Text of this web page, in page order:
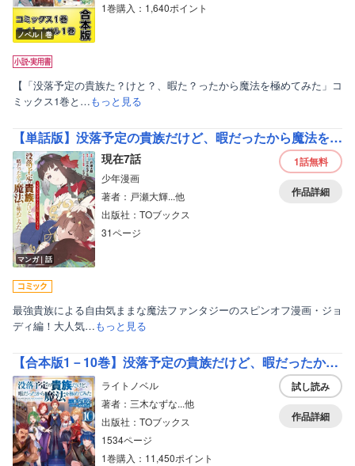
ノベル｜巻
1巻購入：1,640ポイント
【「没落予定の貴族た？けと？、暇た？ったから魔法を極めてみた」コ
ミックス1巻と…もっと見る
【単話版】没落予定の貴族だけど、暇だったから魔法を極めてみた～ジョディはリアムくんをお慕いしています～
マンガ｜話
現在7話
少年漫画
著者：戸瀬大輝...他
出版社：TOブックス
31ページ
1話無料
作品詳細
最強貴族による自由気ままな魔法ファンタジーのスピンオフ漫画・ジョ
ディ編！大人気…もっと見る
【合本版1－10巻】没落予定の貴族だけど、暇だったから魔法を極めてみた
ライトノベル
著者：三木なずな...他
出版社：TOブックス
1534ページ
1巻購入：11,450ポイント
試し読み
作品詳細